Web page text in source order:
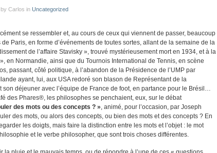
Carlos in Uncategorized
se ressembler et, au cours de ceux qui viennent de passer, beaucoup
Paris, en forme d’événements de toutes sortes, allant de la semaine de la
de l’affaire Stavisky », trouvé mystérieusement mort en 1934, et à la
en Normandie, ainsi que du Tournois International de Tennis, en scène
passant, côté politique, à l’abandon de la Présidence de l’UMP par
ayant, lui, aux USA redoré son blason de Représentant de la
son déjeuner avec l’équipe de France de foot, en partance pour le Brésil…
des Phares®, les philosophes se penchaient, eux, sur le débat
des mots ou des concepts ? », animé, pour l’occasion, par Joseph
des mots, ou alors des concepts, ou bien des mots et des concepts ? En
les doigts, mais faire la distinction entre les mots et l’objet : le mot
et le verbe philosopher, que sont trois choses différentes.